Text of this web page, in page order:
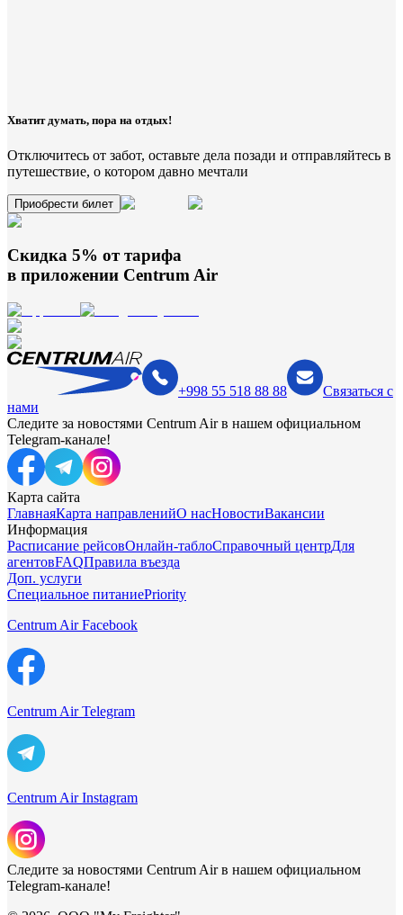
Хватит думать, пора на отдых!
Отключитесь от забот, оставьте дела позади и отправляйтесь в
путешествие, о котором давно мечтали
Приобрести билет
Скидка 5% от тарифа
в приложении Centrum Air
+998 55 518 88 88
Связаться с
нами
Следите за новостями Centrum Air в нашем официальном
Telegram-канале!
Карта сайта
ГлавнаяКарта направленийО насНовостиВакансии
Информация
Расписание рейсовОнлайн-таблоСправочный центрДля
агентовFAQПравила въезда
Доп. услуги
Специальное питаниеPriority
Centrum Air Facebook
Centrum Air Telegram
Centrum Air Instagram
Следите за новостями Centrum Air в нашем официальном
Telegram-канале!